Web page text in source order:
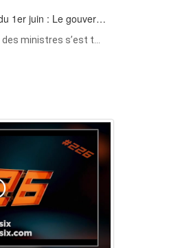
1er juin : Le gouver…
ministres s’est t…